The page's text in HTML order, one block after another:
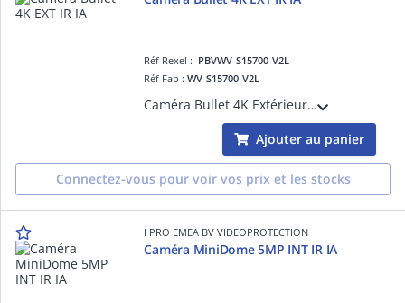
Réf Rexel : PBVWV-S15700-V2L
Réf Fab :WV-S15700-V2L
Caméra Bullet 4K Extérieur Antivandale IK10, H265 H264, 0,04 lux Couleur, Led IR 50m, 132dB, Objectif varifocal motorisé 4.3-8.6mm, avec plateforme ouverte d'intelligence artificielle
Ajouter au panier
Connectez-vous pour voir vos prix et les stocks
I PRO EMEA BV VIDEOPROTECTION
Caméra MiniDome 5MP INT IR IA